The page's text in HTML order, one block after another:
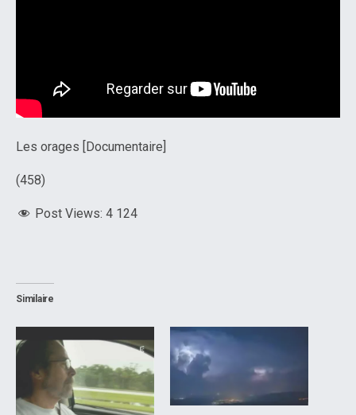
Les orages [Documentaire]
(458)
Post Views: 4 124
Similaire